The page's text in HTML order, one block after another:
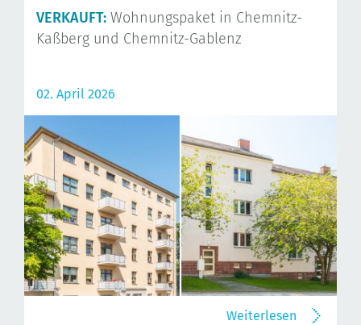
VERKAUFT: Wohnungspaket in Chemnitz-
Kaßberg und Chemnitz-Gablenz
02. April 2026
Weiterlesen